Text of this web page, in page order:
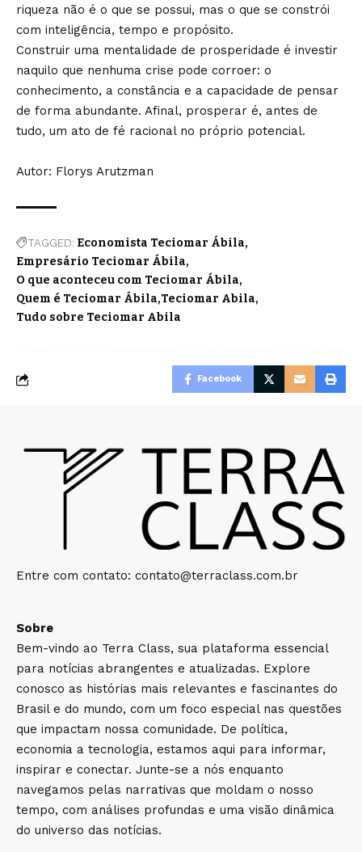
riqueza não é o que se possui, mas o que se constrói
com inteligência, tempo e propósito.
Construir uma mentalidade de prosperidade é investir
naquilo que nenhuma crise pode corroer: o
conhecimento, a constância e a capacidade de pensar
de forma abundante. Afinal, prosperar é, antes de
tudo, um ato de fé racional no próprio potencial.
Autor: Florys Arutzman
TAGGED: Economista Teciomar Ábila
Empresário Teciomar Ábila
O que aconteceu com Teciomar Ábila
Quem é Teciomar Ábila Teciomar Abila
Tudo sobre Teciomar Abila
Facebook
Entre com contato: contato@terraclass.com.br
Sobre
Bem-vindo ao Terra Class, sua plataforma essencial
para notícias abrangentes e atualizadas. Explore
conosco as histórias mais relevantes e fascinantes do
Brasil e do mundo, com um foco especial nas questões
que impactam nossa comunidade. De política,
economia a tecnologia, estamos aqui para informar,
inspirar e conectar. Junte-se a nós enquanto
navegamos pelas narrativas que moldam o nosso
tempo, com análises profundas e uma visão dinâmica
do universo das notícias.